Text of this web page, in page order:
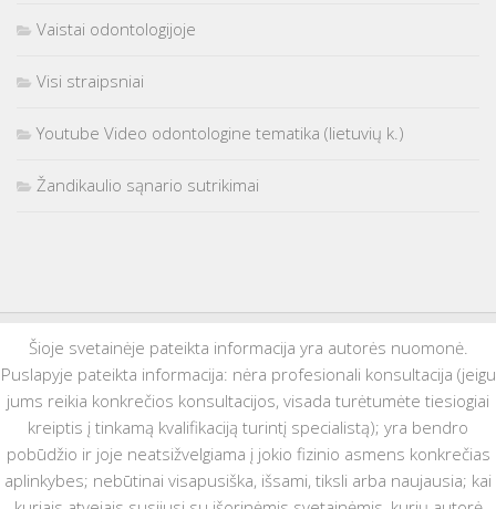
Vaistai odontologijoje
Visi straipsniai
Youtube Video odontologine tematika (lietuvių k.)
Žandikaulio sąnario sutrikimai
Šioje svetainėje pateikta informacija yra autorės nuomonė.
Puslapyje pateikta informacija: nėra profesionali konsultacija (jeigu
jums reikia konkrečios konsultacijos, visada turėtumėte tiesiogiai
kreiptis į tinkamą kvalifikaciją turintį specialistą); yra bendro
pobūdžio ir joje neatsižvelgiama į jokio fizinio asmens konkrečias
aplinkybes; nebūtinai visapusiška, išsami, tiksli arba naujausia; kai